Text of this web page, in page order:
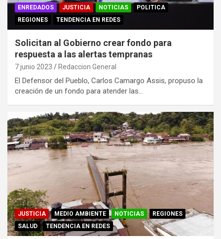
ENREDADOS JUSTICIA NOTICIAS
POLITICA
REGIONES
TENDENCIA EN REDES
Solicitan al Gobierno crear fondo para
respuesta a las alertas tempranas
7 junio 2023 Redaccion General
El Defensor del Pueblo, Carlos Camargo Assis, propuso la
creación de un fondo para atender las…
JUSTICIA MEDIO AMBIENTE NOTICIAS
REGIONES
SALUD
TENDENCIA EN REDES